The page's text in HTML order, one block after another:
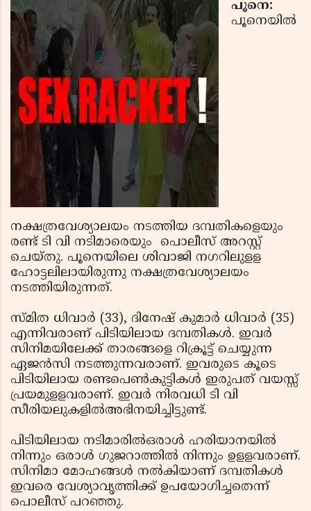
പൂനെ:
പൂനെയില്‍
നക്ഷത്രവേശ്യാലയം നടത്തിയ ദമ്പതികളെയും
രണ്ട് ടി വി നടിമാരെയും പൊലീസ് അറസ്റ്റ്
ചെയ്‌തു. പൂനെയിലെ ശിവാജി നഗറിലുളള
ഹോട്ടലിലായിരുന്നു നക്ഷത്രവേശ്യാലയം
നടത്തിയിരുന്നത്.
സ്‌മിത ധിവാര്‍ (33), ദിനേഷ് കുമാര്‍ ധിവാര്‍ (35)​
എന്നിവരാണ് പിടിയിലായ ദമ്പതികള്‍. ഇവര്‍
സിനിമയിലേക്ക് താരങ്ങളെ റിക്രൂട്ട് ചെയ്യുന്ന
ഏജന്‍സി നടത്തുന്നവരാണ്. ഇവരുടെ കൂടെ
പിടിയിലായ രണ്ടപെണ്‍കുട്ടികള്‍ ഇരുപത് വയസ്സ്
പ്രയമുളളവരാണ്. ഇവര്‍ നിരവധി ടി വി
സീരിയലുകളില്‍​അഭിനയിച്ചിട്ടുണ്ട്.
പിടിയിലായ നടിമാരില്‍​ഒരാള്‍ ഹരിയാനയില്‍
നിന്നും ഒരാള്‍ ഗുജറാത്തില്‍ നിന്നും ഉളളവരാണ്.
സിനിമാ മോഹങ്ങള്‍ നല്‍കിയാണ് ദമ്പതികള്‍​
ഇവരെ വേശ്യാവൃത്തിക്ക് ഉപയോഗിച്ചതെന്ന്
പൊലീസ് പറഞ്ഞു.